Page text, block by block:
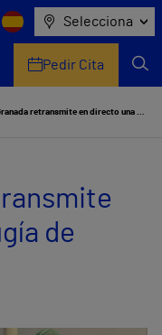
Selecciona
Pedir Cita
Vithas Granada retransmite en directo una cirugía de cráneo humano
de